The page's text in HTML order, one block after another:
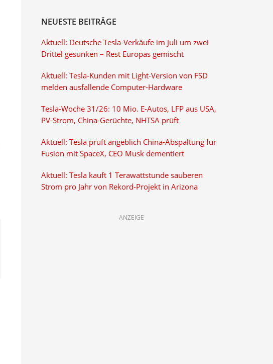
NEUESTE BEITRÄGE
Aktuell: Deutsche Tesla-Verkäufe im Juli um zwei
Drittel gesunken – Rest Europas gemischt
Aktuell: Tesla-Kunden mit Light-Version von FSD
melden ausfallende Computer-Hardware
Tesla-Woche 31/26: 10 Mio. E-Autos, LFP aus USA,
PV-Strom, China-Gerüchte, NHTSA prüft
Aktuell: Tesla prüft angeblich China-Abspaltung für
Fusion mit SpaceX, CEO Musk dementiert
Aktuell: Tesla kauft 1 Terawattstunde sauberen
Strom pro Jahr von Rekord-Projekt in Arizona
ANZEIGE